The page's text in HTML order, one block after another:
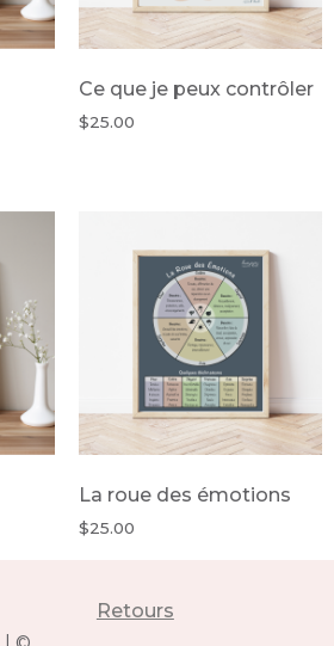
Ce que je peux contrôler
$25.00
La roue des émotions
$25.00
Retours